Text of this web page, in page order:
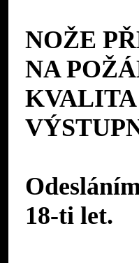
NOŽE
NA
KVALITA
18-ti let.